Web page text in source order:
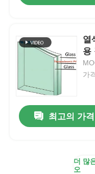
열
용
가
최고의 가격
더 많
오